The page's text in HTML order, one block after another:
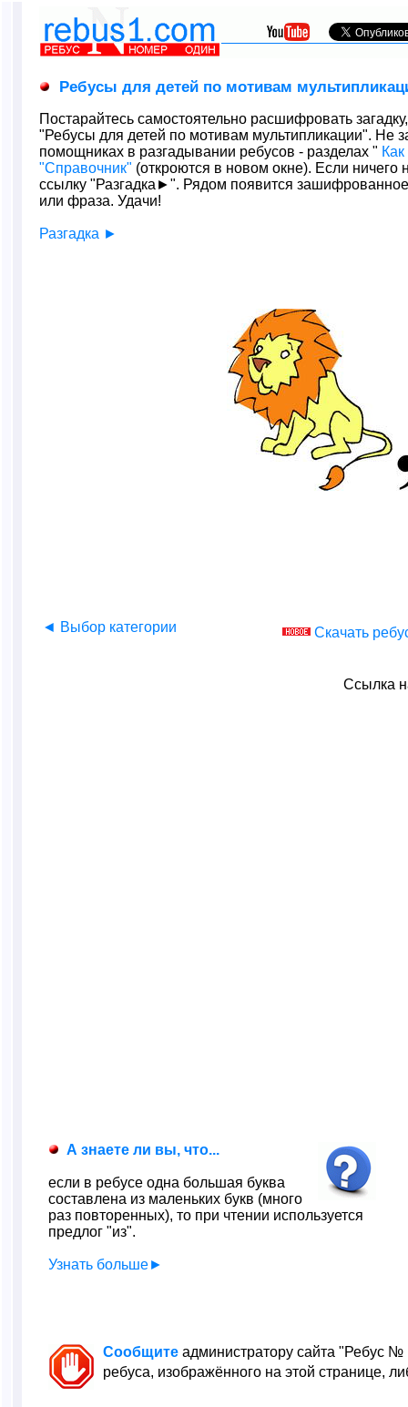
Ребусы для детей по мотивам
Постарайтесь самостоятельно расшифровать
"Ребусы для детей по мотивам мультипликации". Не
помощниках в разгадывании ребусов - разделах "
"Справочник" (откроются в новом окне). Если ничего
ссылку "Разгадка►". Рядом появится
или фраза. Удачи!
Разгадка ►
◄ Выбор категории Скачать
Ссылка
А знаете ли вы, что...
если в ребусе одна большая буква
составлена из маленьких букв (много
раз повторенных), то при чтении используется
предлог "из".
Узнать больше►
Сообщите администратору сайта "Ребус №
ребуса, изображённого на этой странице,